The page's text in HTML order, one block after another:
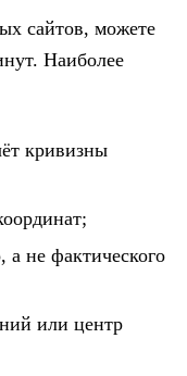
сайтов, можете
Наиболее
кривизны
а не фактического
или центр